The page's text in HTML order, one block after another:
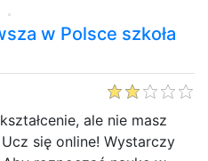
w Polsce szkoła
ale nie masz
się online! Wystarczy